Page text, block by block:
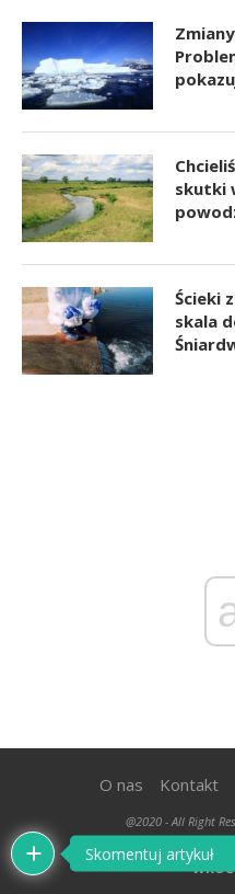
skutki
Ścieki
skala
O nas Kontakt
@2020 - All Right
Skomentuj artykuł